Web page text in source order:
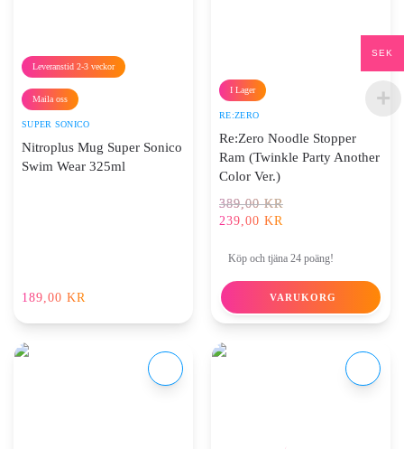
Leveranstid 2-3 veckor
Maila oss
SUPER SONICO
Nitroplus Mug Super Sonico
Swim Wear 325ml
189,00 KR
I Lager
RE:ZERO
Re:Zero Noodle Stopper
Ram (Twinkle Party Another
Color Ver.)
389,00KRDET
VAR:
239,00 KR
NUVARANDE
ÄR:
239,00 KR.
Köp och tjäna 24 poäng!
VARUKORG
SEK